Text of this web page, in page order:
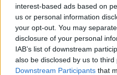
interest-based ads based on
us or personal information
your opt-out. You may
disclosure of your personal
IAB’s list of downstream
also be disclosed by us to third
Downstream Participants that
Διαβάστε ακόμα
Τουλάχιστον η
αποδίδει: Δείτε τη